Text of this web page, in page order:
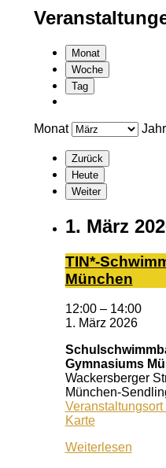
Monat
Woche
Tag
Monat Jahr
Zurück
Heute
Weiter
1. März
TIN*-
München
12:00 – 14:00
1. März 2026
Gymnasiums
Wackersberger
München-
Karte
Dante-
Weiterlesen